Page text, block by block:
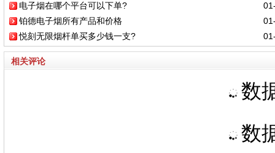
电子烟在哪个平台可以下单?
铂德电子烟所有产品和价格
悦刻无限烟杆单买多少钱一支?
相关评论
数
数